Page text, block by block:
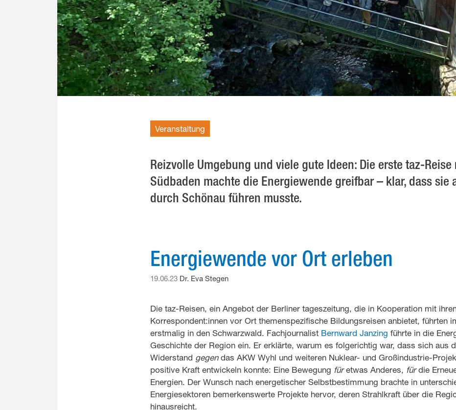
Veranstaltung
Reizvolle Umgebung und viele gute Ideen: Die erste taz-Reise
Südbaden machte die Energiewende greifbar – klar, dass sie
durch Schönau führen musste.
Energiewende vor Ort erleben
19.06.23 Dr. Eva Stegen
Die taz-Reisen, ein Angebot der Berliner tageszeitung, die in Kooperation mit
Korrespondent:innen vor Ort themenspezifische Bildungsreisen anbietet, führten
erstmalig in den Schwarzwald. Fachjournalist Bernward Janzing führte in die
Geschichte der Region ein. Er erklärte, warum es folgerichtig war, dass sich aus
Widerstand gegendas AKW Wyhl und weiteren Nuklear- und Großindustrie-
positive Kraft entwickeln konnte: Eine Bewegung füretwas Anderes, fürdie
Energien. Der Wunsch nach energetischer Selbstbestimmung brachte in
Energiesektoren bemerkenswerte Projekte hervor, deren Strahlkraft über die
hinausreicht.